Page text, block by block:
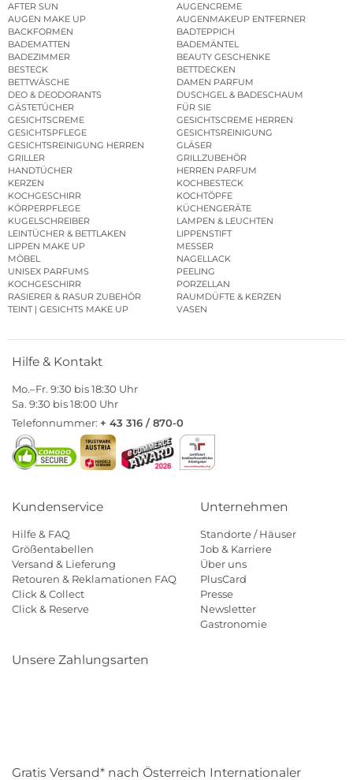
AFTER SUN
AUGENCREME
AUGEN MAKE UP
AUGENMAKEUP ENTFERNER
BACKFORMEN
BADTEPPICH
BADEMATTEN
BADEMÄNTEL
BADEZIMMER
BEAUTY GESCHENKE
BESTECK
BETTDECKEN
BETTWÄSCHE
DAMEN PARFUM
DEO & DEODORANTS
DUSCHGEL & BADESCHAUM
GÄSTETÜCHER
FÜR SIE
GESICHTSCREME
GESICHTSCREME HERREN
GESICHTSPFLEGE
GESICHTSREINIGUNG
GESICHTSREINIGUNG HERREN
GLÄSER
GRILLER
GRILLZUBEHÖR
HANDTÜCHER
HERREN PARFUM
KERZEN
KOCHBESTECK
KOCHGESCHIRR
KOCHTÖPFE
KÖRPERPFLEGE
KÜCHENGERÄTE
KUGELSCHREIBER
LAMPEN & LEUCHTEN
LEINTÜCHER & BETTLAKEN
LIPPENSTIFT
LIPPEN MAKE UP
MESSER
MÖBEL
NAGELLACK
UNISEX PARFUMS
PEELING
KOCHGESCHIRR
PORZELLAN
RASIERER & RASUR ZUBEHÖR
RAUMDÜFTE & KERZEN
TEINT | GESICHTS MAKE UP
VASEN
Hilfe & Kontakt
Mo.–Fr. 9:30 bis 18:30 Uhr
Sa. 9:30 bis 18:00 Uhr
Telefonnummer: + 43 316 / 870-0
Kundenservice
Hilfe & FAQ
Größentabellen
Versand & Lieferung
Retouren & Reklamationen FAQ
Click & Collect
Click & Reserve
Unternehmen
Standorte / Häuser
Job & Karriere
Über uns
PlusCard
Presse
Newsletter
Gastronomie
Unsere Zahlungsarten
Gratis Versand* nach Österreich Internationaler